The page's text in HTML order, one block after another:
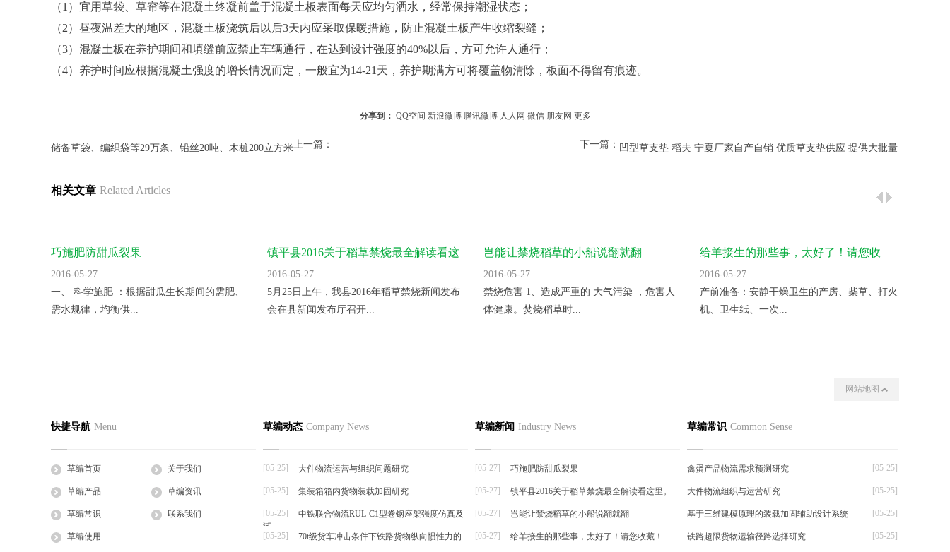
（1）宜用草袋、草帘等在混凝土终凝前盖于混凝土板表面每天应均匀洒水，经常保持潮湿状态；
（2）昼夜温差大的地区，混凝土板浇筑后以后3天内应采取保暖措施，防止混凝土板产生收缩裂缝；
（3）混凝土板在养护期间和填缝前应禁止车辆通行，在达到设计强度的40%以后，方可允许人通行；
（4）养护时间应根据混凝土强度的增长情况而定，一般宜为14-21天，养护期满方可将覆盖物清除，板面不得留有痕迹。
分享到： QQ空间 新浪微博 腾讯微博 人人网 微信 朋友网 更多
上一篇：
储备草袋、编织袋等29万条、铅丝20吨、木桩200立方米 下一篇： 凹型草支垫 稻夫 宁夏厂家自产自销 优质草支垫供应 提供大批量
相关文章 Related Articles
巧施肥防甜瓜裂果
2016-05-27
一、 科学施肥 ：根据甜瓜生长期间的需肥、
需水规律，均衡供...
镇平县2016关于稻草禁烧最全解读看这
里。
2016-05-27
5月25日上午，我县2016年稻草禁烧新闻发布
会在县新闻发布厅召开...
岂能让禁烧稻草的小船说翻就翻
2016-05-27
禁烧危害 1、造成严重的 大气污染 ，危害人
体健康。焚烧稻草时...
给羊接生的那些事，太好了！请您收
藏！
2016-05-27
产前准备：安静干燥卫生的产房、柴草、打火
机、卫生纸、一次...
2016-05-27
日光温室是靠太阳的热辐射来获得热量的，夜
间的热量也主要依...
2016-05-27
一、品种选择夏秋反季节栽培香菜，宜选用耐
湿热、耐病、抗逆...
网站地图
草支垫
草棒
大棚草帘
草袋
草绳
快捷导航 Menu
草编首页 关于我们
草编产品 草编资讯
草编常识 联系我们
草编使用
草编动态 Company News
[05-25] 大件物流运营与组织问题研究
[05-25] 集装箱箱内货物装载加固研究
[05-25]
中铁联合物流RUL-C1型卷钢座架强度仿真及
试
[05-25]
70t级货车冲击条件下铁路货物纵向惯性力的
草编新闻 Industry News
[05-27] 巧施肥防甜瓜裂果
[05-27] 镇平县2016关于稻草禁烧最全解读看这里。
[05-27] 岂能让禁烧稻草的小船说翻就翻
[05-27] 给羊接生的那些事，太好了！请您收藏！
草编常识 Common Sense
[05-25]
禽蛋产品物流需求预测研究
[05-25]
大件物流组织与运营研究
[05-25]
基于三维建模原理的装载加固辅助设计系统
[05-25]
铁路超限货物运输径路选择研究